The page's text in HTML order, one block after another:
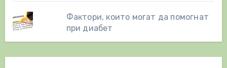
Фактори, които могат да помогнат
при диабет